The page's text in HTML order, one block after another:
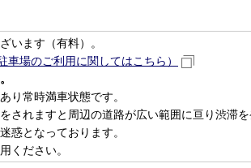
います（有料）。
駐車場のご利用に関してはこちら）
り常時満車状態です。
されますと周辺の道路が広い範囲に亘り渋滞を
惑となっております。
ください。